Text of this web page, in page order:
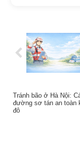
Tránh bão ở Hà Nội:
đường sơ tán an toàn
đô